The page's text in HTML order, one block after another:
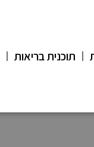
תוכנית בריאות